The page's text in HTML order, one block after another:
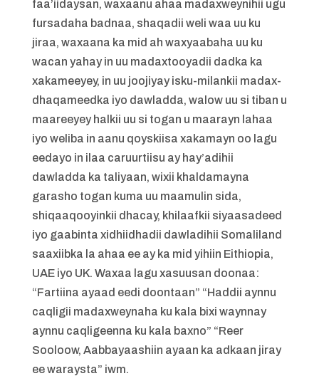
faa’iidaysan, waxaanu ahaa madaxweynihii ugu
fursadaha badnaa, shaqadii weli waa uu ku
jiraa, waxaana ka mid ah waxyaabaha uu ku
wacan yahay in uu madaxtooyadii dadka ka
xakameeyey, in uu joojiyay isku-milankii madax-
dhaqameedka iyo dawladda, walow uu si tiban u
maareeyey halkii uu si togan u maarayn lahaa
iyo weliba in aanu qoyskiisa xakamayn oo lagu
eedayo in ilaa caruurtiisu ay hay’adihii
dawladda ka taliyaan, wixii khaldamayna
garasho togan kuma uu maamulin sida,
shiqaaqooyinkii dhacay, khilaafkii siyaasadeed
iyo gaabinta xidhiidhadii dawladihii Somaliland
saaxiibka la ahaa ee ay ka mid yihiin Eithiopia,
UAE iyo UK. Waxaa lagu xasuusan doonaa:
“Fartiina ayaad eedi doontaan” “Haddii aynnu
caqligii madaxweynaha ku kala bixi waynnay
aynnu caqligeenna ku kala baxno” “Reer
Sooloow, Aabbayaashiin ayaan ka adkaan jiray
ee waraysta” iwm.